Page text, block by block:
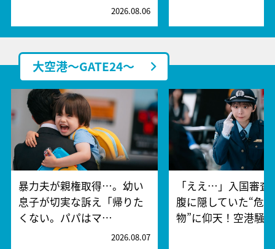
2026.08.06
大空港～GATE24～
暴力夫が親権取得…。幼い
息子が切実な訴え「帰りた
くない。パパはマ…
2026.08.07
「ええ…」入国審査
腹に隠していた“危
物”に仰天！空港騒